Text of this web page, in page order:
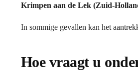
Krimpen aan de Lek (Zuid-
In sommige gevallen kan het
Hoe vraagt u